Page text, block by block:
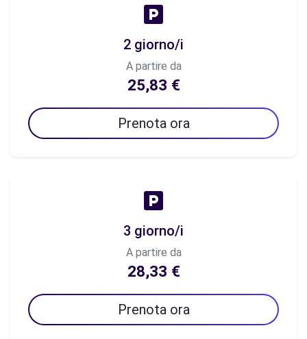
2 giorno/i
A partire da
25,83 €
Prenota ora
3 giorno/i
A partire da
28,33 €
Prenota ora